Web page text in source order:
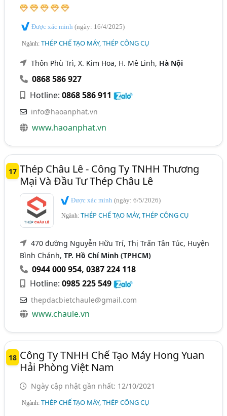
Được xác minh(ngày: 16/4/2025)
Ngành:THÉP CHẾ TẠO MÁY, THÉP CÔNG CỤ
Thôn Phù Trì, X. Kim Hoa, H. Mê Linh, Hà Nội
0868 586 927
Hotline:0868 586 911
info@haoanphat.vn
www.haoanphat.vn
17 Thép Châu Lê - Công Ty TNHH Thương
Mại Và Đầu Tư Thép Châu Lê
Được xác minh(ngày: 6/5/2026)
Ngành:THÉP CHẾ TẠO MÁY, THÉP CÔNG CỤ
470 đường Nguyễn Hữu Trí, Thị Trấn Tân Túc, Huyện
Bình Chánh,TP. Hồ Chí Minh (TPHCM)
0944 000 954,0387 224 118
Hotline:0985 225 549
thepdacbietchaule@gmail.com
www.chaule.vn
18 Công Ty TNHH Chế Tạo Máy Hong Yuan
Hải Phòng Việt Nam
Ngày cập nhật gần nhất: 12/10/2021
Ngành:THÉP CHẾ TẠO MÁY, THÉP CÔNG CỤ